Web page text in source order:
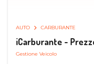
AUTO CARBURANTE
iCarburante -
Gestione Veicolo